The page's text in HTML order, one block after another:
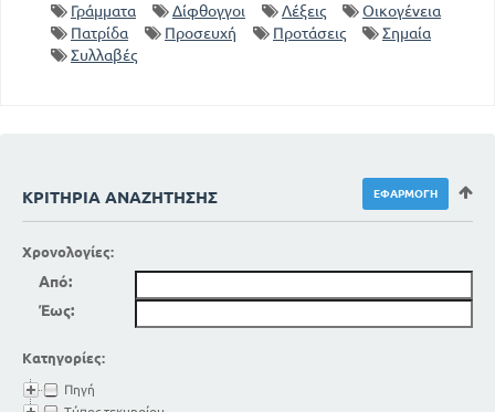
Γράμματα
Δίφθογγοι Λέξεις
Οικογένεια
Πατρίδα
Προσευχή Προτάσεις
Σημαία
Συλλαβές
ΚΡΙΤΉΡΙΑ ΑΝΑΖΉΤΗΣΗΣ
Χρονολογίες:
Από:
Έως:
Κατηγορίες:
Πηγή